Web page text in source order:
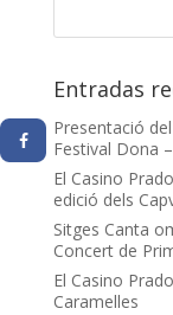
Entradas
Presentació
Festival Dona
El Casino
edició dels
Sitges Canta
Concert de
El Casino
Caramelles